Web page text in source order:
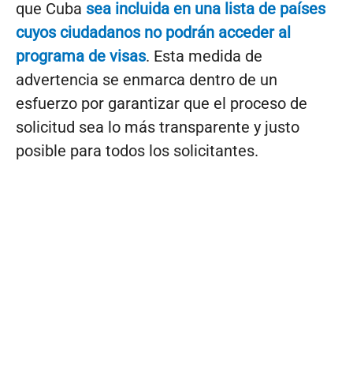
que Cuba sea incluida en una lista de países
cuyos ciudadanos no podrán acceder al
programa de visas. Esta medida de
advertencia se enmarca dentro de un
esfuerzo por garantizar que el proceso de
solicitud sea lo más transparente y justo
posible para todos los solicitantes.